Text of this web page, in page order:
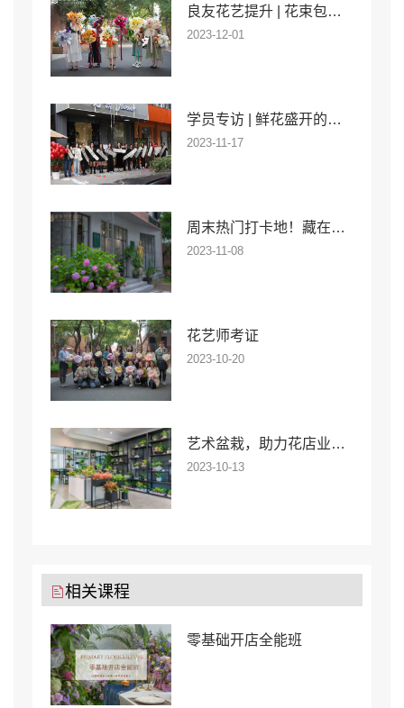
良友花艺提升 | 花束包装特训课
2023-12-01
学员专访 | 鲜花盛开的花店追梦路
2023-11-17
周末热门打卡地！藏在西溪湿地旁的繁花秘境，最美花校
2023-11-08
花艺师考证
2023-10-20
艺术盆栽，助力花店业绩更上一层楼！
2023-10-13
相关课程
零基础开店全能班